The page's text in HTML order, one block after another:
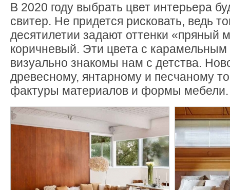
В 2020 году выбрать цвет интерьера
свитер. Не придется рисковать, ведь
десятилетии задают оттенки «пряный
коричневый. Эти цвета с карамельным
визуально знакомы нам с детства.
древесному, янтарному и песчаному
фактуры материалов и формы мебели.